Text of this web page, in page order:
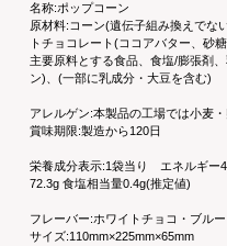
名称:ポップコーン
原材料:コーン(遺伝子組み換えでな
トチョコレート(ココアバター、砂
主要原料とする食品、食塩/膨張剤
ン)、(一部に乳成分・大豆を含む)
アレルゲン:本製品の工場では小麦
賞味期限:製造から120日
栄養成分表示:1袋当り エネルギー
72.3g 食塩相当量0.4g(推定値)
フレーバー:ホワイトチョコ・ブルー
サイズ:110mm×225mm×65mm